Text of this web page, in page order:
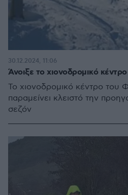
Άνοιξε το χιονοδρομικό
Το χιονοδρομικό κέντρο του
παραμείνει κλειστό την
σεζόν
30.12.2024, 11:06